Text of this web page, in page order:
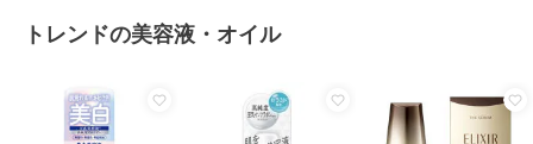
トレンドの美容液・オイル